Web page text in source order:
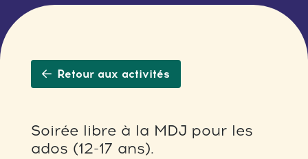
Retour aux activités
Soirée libre à la MDJ pour les
ados (12-17 ans).